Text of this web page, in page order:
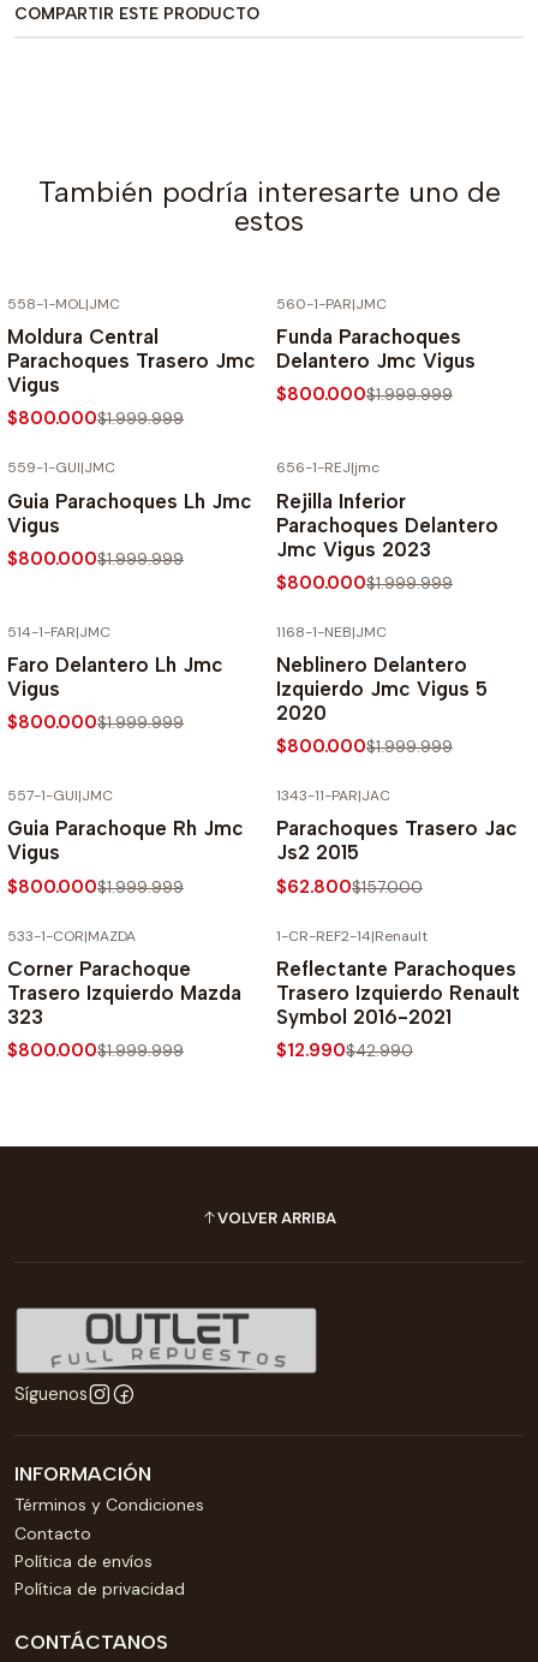
COMPARTIR ESTE PRODUCTO
También podría interesarte uno de
estos
558-1-MOL|JMC
Moldura Central
Parachoques Trasero Jmc
Vigus
$800.000$1.999.999
560-1-PAR|JMC
Funda Parachoques
Delantero Jmc Vigus
$800.000$1.999.999
559-1-GUI|JMC
Guia Parachoques Lh Jmc
Vigus
$800.000$1.999.999
656-1-REJ|jmc
Rejilla Inferior
Parachoques Delantero
Jmc Vigus 2023
$800.000$1.999.999
514-1-FAR|JMC
Faro Delantero Lh Jmc
Vigus
$800.000$1.999.999
1168-1-NEB|JMC
Neblinero Delantero
Izquierdo Jmc Vigus 5
2020
$800.000$1.999.999
557-1-GUI|JMC
Guia Parachoque Rh Jmc
Vigus
$800.000$1.999.999
1343-11-PAR|JAC
Parachoques Trasero Jac
Js2 2015
$62.800$157.000
533-1-COR|MAZDA
Corner Parachoque
Trasero Izquierdo Mazda
323
$800.000$1.999.999
1-CR-REF2-14|Renault
Reflectante Parachoques
Trasero Izquierdo Renault
Symbol 2016-2021
$12.990$42.990
VOLVER ARRIBA
Síguenos
INFORMACIÓN
Términos y Condiciones
Contacto
Política de envíos
Política de privacidad
CONTÁCTANOS